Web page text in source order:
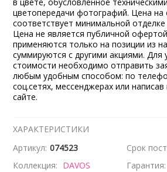
цветопередачи фотографий. Цена на
соответствует минимальной
Цена не является публичной
применяются только на позиции из
суммируются с другими акциями. Для
стоимости необходимо отправить
любым удобным способом: по
соц.сетях, мессенджерах или
сайте.
ХАРАКТЕРИСТИКИ
Артикул: 074523 Срок
Коллекция: DAVOS Гарантия: